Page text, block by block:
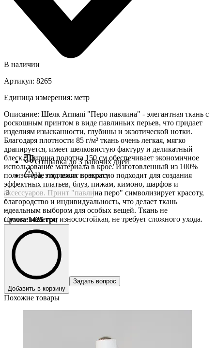
В наличии
Артикул: 8265
Единица измерения: метр
Описание: Шелк Armani "Перо павлина" - элегантная ткань с
роскошным принтом в виде павлиньих перьев, что придает
изделиям изысканности, глубины и экзотической нотки.
Благодаря плотности 85 г/м² ткань очень легкая, мягко
драпируется, имеет шелковистую фактуру и деликатный
блеск. Ширина полотна 150 см обеспечивает экономичное
использование материала в крое. Изготовленный из 100%
полиэстера, этот шелк прекрасно подходит для создания
эффектных платьев, блуз, пижам, кимоно, шарфов и
аксессуаров. Принт "павлина перо" символизирует красоту,
благородство и индивидуальность, что делает ткань
идеальным выбором для особых вещей. Ткань не
просвечивается, износостойкая, не требует сложного ухода.
Отправка до 3 рабочих дней
Не подлежит возврату
-
+
Сумма:1425 грн
Добавить в корзину
Задать вопрос
Похожие товары